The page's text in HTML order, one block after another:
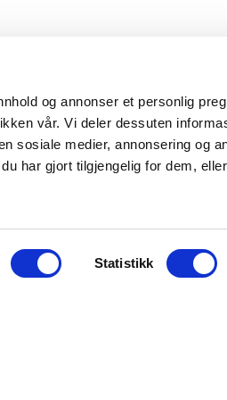
og annonser et personlig
vår. Vi deler dessuten
sosiale medier, annonsering og
har gjort tilgjengelig for dem,
Statistikk
KONTAKT OSS